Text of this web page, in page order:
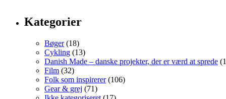
Kategorier
Bøger(18)
Cykling (13)
Danish Made – danske projekter, der er værd at sprede
Film (32)
Folk som inspirerer(106)
Gear & grej (71)